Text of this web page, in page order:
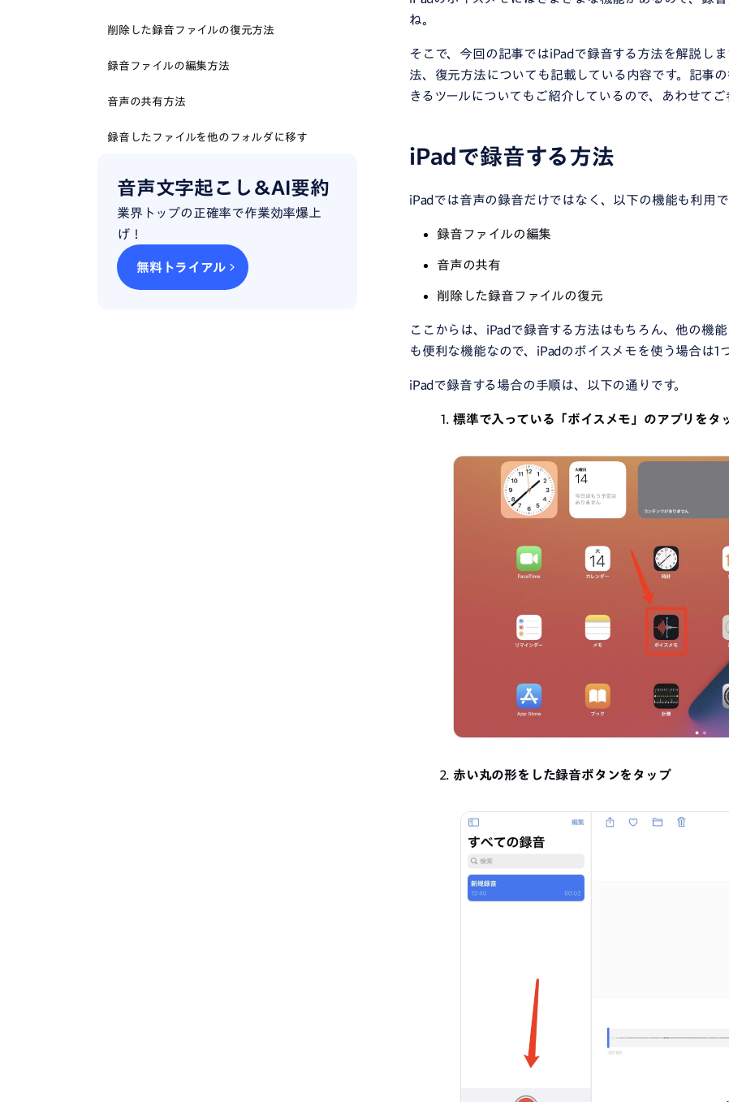
削除した録音ファイルの復元方法
録音ファイルの編集方法
音声の共有方法
録音したファイルを他のフォルダに移す
録音したファイルをPCと同期する
録音ファイルを文字起こしするなら「notta」
音声文字起こし＆AI要約
業界トップの正確率で作業効率爆上
げ！
無料トライアル
ね。
そこで、今回の記事ではiPadで録音する方法を解説し
法、復元方法についても記載している内容です。記事
きるツールについてもご紹介しているので、あわせてご
iPadで録音する方法
iPadでは音声の録音だけではなく、以下の機能も利用で
録音ファイルの編集
音声の共有
削除した録音ファイルの復元
ここからは、iPadで録音する方法はもちろん、他の機
も便利な機能なので、iPadのボイスメモを使う場合は1
iPadで録音する場合の手順は、以下の通りです。
標準で入っている「ボイスメモ」のアプリをタ
赤い丸の形をした録音ボタンをタップ